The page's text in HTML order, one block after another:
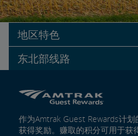
地区特色
历史的发源地
色
内
容
接
前往美国历史名城的中心。漫步于
温签署独立宣言的历史性时刻。瞻仰
东北部线路
作为Amtrak Guest Rewards计
获得奖励。赚取的积分可用于获